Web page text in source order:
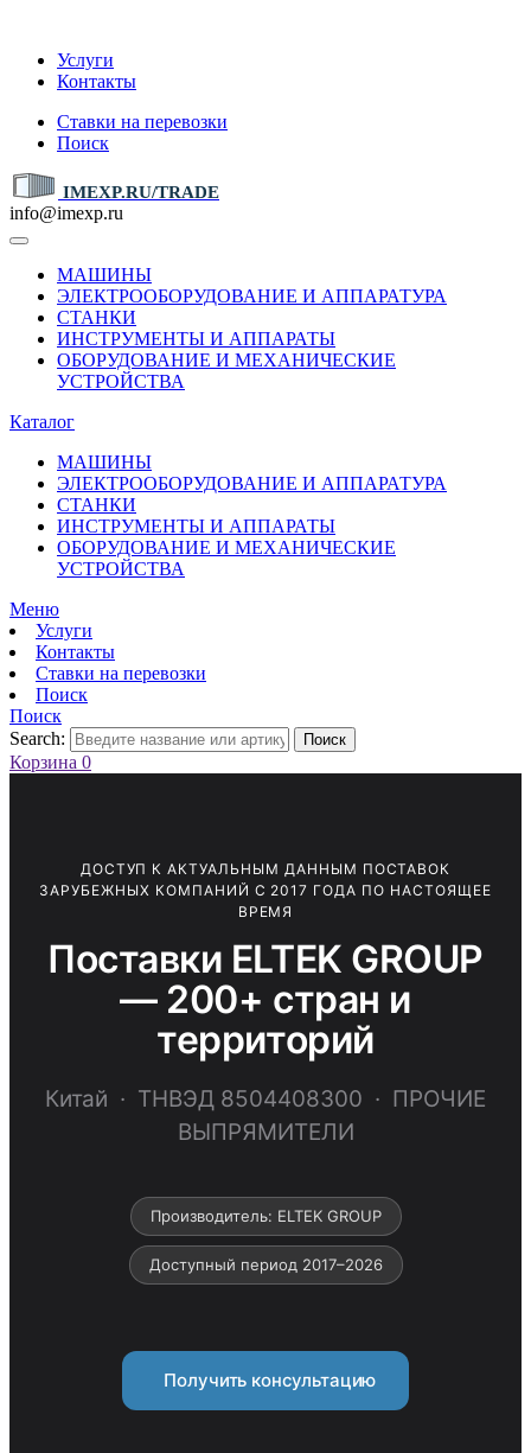
Услуги
Контакты
Ставки на перевозки
Поиск
IMEXP.RU/TRADE
info@imexp.ru
МАШИНЫ
ЭЛЕКТРООБОРУДОВАНИЕ И АППАРАТУРА
СТАНКИ
ИНСТРУМЕНТЫ И АППАРАТЫ
ОБОРУДОВАНИЕ И МЕХАНИЧЕСКИЕ
УСТРОЙСТВА
Каталог
МАШИНЫ
ЭЛЕКТРООБОРУДОВАНИЕ И АППАРАТУРА
СТАНКИ
ИНСТРУМЕНТЫ И АППАРАТЫ
ОБОРУДОВАНИЕ И МЕХАНИЧЕСКИЕ
УСТРОЙСТВА
Меню
Услуги
Контакты
Ставки на перевозки
Поиск
Поиск
Search:
Поиск
Корзина 0
ДОСТУП К АКТУАЛЬНЫМ ДАННЫМ ПОСТАВОК
ЗАРУБЕЖНЫХ КОМПАНИЙ С 2017 ГОДА ПО НАСТОЯЩЕЕ
ВРЕМЯ
Поставки ELTEK GROUP
— 200+ стран и
территорий
Китай · ТНВЭД 8504408300 · ПРОЧИЕ
ВЫПРЯМИТЕЛИ
Производитель: ELTEK GROUP
Доступный период 2017–2026
Получить консультацию